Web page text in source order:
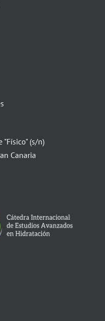
"Físico" (s/n)
Canaria